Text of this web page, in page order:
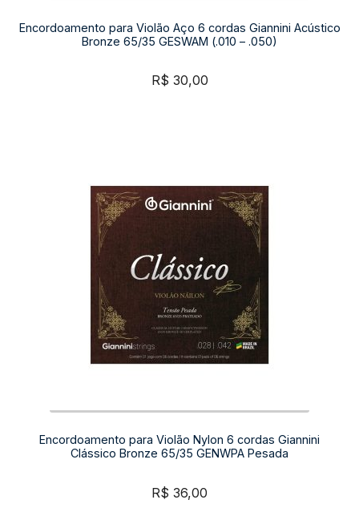
Encordoamento para Violão Aço 6 cordas Giannini Acústico
Bronze 65/35 GESWAM (.010 – .050)
R$ 30,00
Encordoamento para Violão Nylon 6 cordas Giannini
Clássico Bronze 65/35 GENWPA Pesada
R$ 36,00